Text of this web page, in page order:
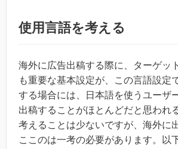
使用言語を考える
海外に広告出稿する際に、ターゲッ
も重要な基本設定が、この言語設定
する場合には、日本語を使うユーザ
出稿することがほとんどだと思われ
考えることは少ないですが、海外に
ここのは一考の必要があります。以